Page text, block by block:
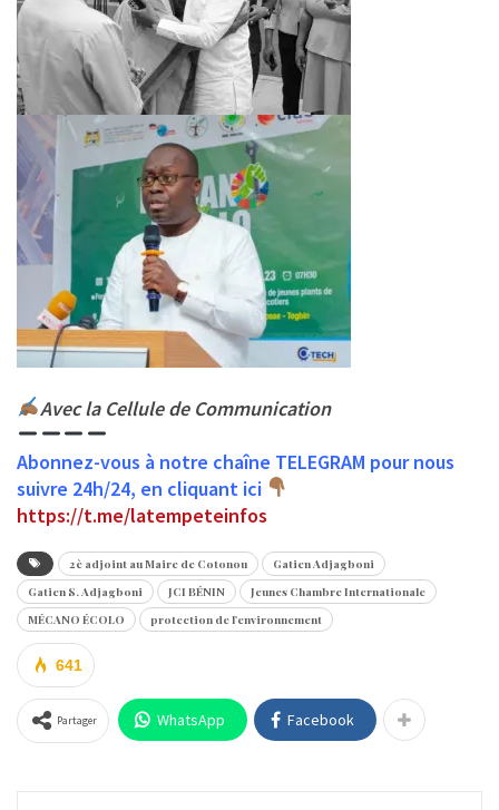
Avec la Cellule de Communication
Abonnez-vous à notre chaîne TELEGRAM pour nous
suivre 24h/24, en cliquant ici
https://t.me/latempeteinfos
2è adjoint au Maire de Cotonou
Gatien Adjagboni
Gatien S. Adjagboni
JCI BÉNIN
Jeunes Chambre Internationale
MÉCANO ÉCOLO
protection de l'environnement
641
Partager WhatsApp Facebook